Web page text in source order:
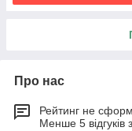
Про нас
Рейтинг не
Менше 5 відгуків